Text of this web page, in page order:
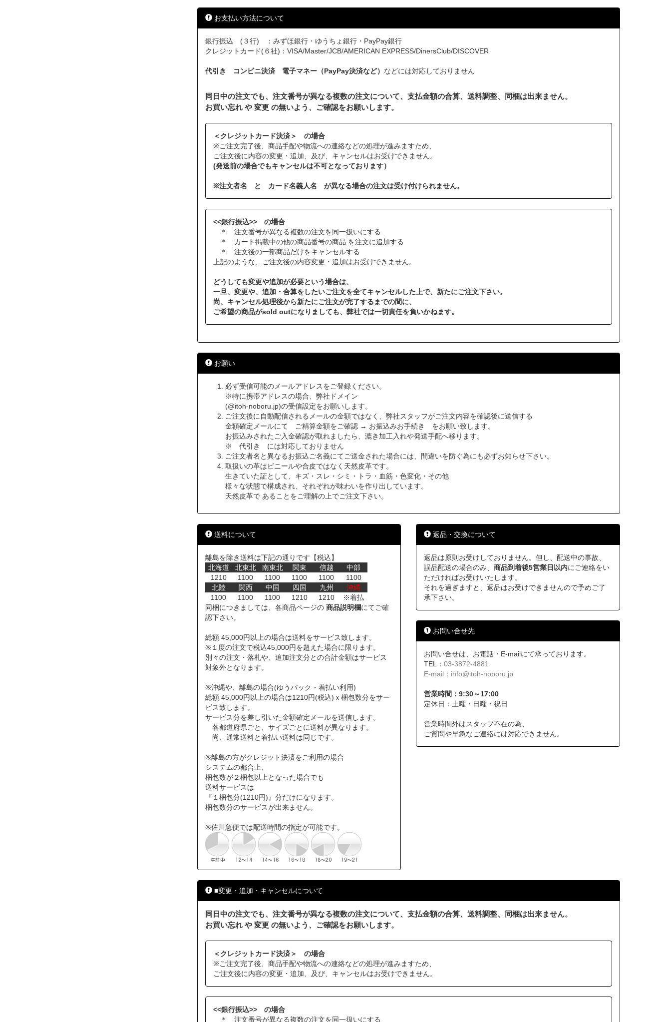
お支払い方法について
銀行振込 (３行) ：みずほ銀行・ゆうちょ銀行・PayPay銀行
クレジットカード(６社)：VISA/Master/JCB/AMERICAN EXPRESS/DinersClub/DISCOVER
代引き コンビニ決済 電子マネー（PayPay決済など） などには対応しておりません
同日中の注文でも、注文番号が異なる複数の注文について、支払金額の合算、送料調整、同梱は出来ません。
お買い忘れ や 変更 の無いよう、ご確認をお願いします。
＜クレジットカード決済＞ の場合
※ご注文完了後、商品手配や物流への連絡などの処理が進みますため、
ご注文後に内容の変更・追加、及び、キャンセルはお受けできません。
(発送前の場合でもキャンセルは不可となっております）
※注文者名 と カード名義人名 が異なる場合の注文は受け付けられません。
<<銀行振込>> の場合
＊ 注文番号が異なる複数の注文を同一扱いにする
＊ カート掲載中の他の商品番号の商品 を注文に追加する
＊ 注文後の一部商品だけをキャンセルする
上記のような、ご注文後の内容変更・追加はお受けできません。
どうしても変更や追加が必要という場合は、
一旦、変更や、追加・合算をしたいご注文を全てキャンセルした上で、新たにご注文下さい。
尚、キャンセル処理後から新たにご注文が完了するまでの間に、
ご希望の商品がsold outになりましても、弊社では一切責任を負いかねます。
お願い
必ず受信可能のメールアドレスをご登録ください。
※特に携帯アドレスの場合、弊社ドメイン
(@itoh-noboru.jp)の受信設定をお願いします。
ご注文後に自動配信されるメールの金額ではなく、弊社スタッフがご注文内容を確認後に送信する
金額確定メールにて ご精算金額をご確認 → お振込みお手続き をお願い致します。
お振込みされたご入金確認が取れましたら、漉き加工入れや発送手配へ移ります。
※ 代引き には対応しておりません
ご注文者名と異なるお振込ご名義にてご送金された場合には、間違いを防ぐ為にも必ずお知らせ下さい。
取扱いの革はビニールや合皮ではなく天然皮革です。
生きていた証として、キズ・スレ・シミ・トラ・血筋・色変化・その他
様々な状態で構成され、それぞれが味わいを作り出しています。
天然皮革で あることをご理解の上でご注文下さい。
送料について
離島を除き送料は下記の通りです【税込】
北海道
北東北 南東北 関東 信越
中部
1210
1100 1100 1100 1100
1100
北陸
関西 中国 四国 九州
沖縄
1100
1100 1100 1210 1210
※着払
同梱につきましては、各商品ページの 商品説明欄にてご確
認下さい。
総額 45,000円以上の場合は送料をサービス致します。
※１度の注文で税込45,000円を超えた場合に限ります。
別々の注文・落札や、追加注文分との合計金額はサービス
対象外となります。
※沖縄や、離島の場合(ゆうパック・着払い利用)
総額 45,000円以上の場合は1210円(税込)ｘ梱包数分をサー
ビス致します。
サービス分を差し引いた金額確定メールを送信します。
各都道府県ごと、サイズごとに送料が異なります。
尚、通常送料と着払い送料は同じです。
※離島の方がクレジット決済をご利用の場合
システムの都合上、
梱包数が２梱包以上となった場合でも
送料サービスは
『１梱包分(1210円)』分だけになります。
梱包数分のサービスが出来ません。
※佐川急便では配送時間の指定が可能です。
返品・交換について
返品は原則お受けしておりません。但し、配送中の事故、
誤品配送の場合のみ、商品到着後5営業日以内にご連絡をい
ただければお受けいたします。
それを過ぎますと、返品はお受けできませんので予めご了
承下さい。
お問い合せ先
お問い合せは、お電話・E-mailにて承っております。
TEL：03-3872-4881
E-mail： info@itoh-noboru.jp
営業時間：9:30～17:00
定休日：土曜・日曜・祝日
営業時間外はスタッフ不在の為、
ご質問や早急なご連絡には対応できません。
■変更・追加・キャンセルについて
同日中の注文でも、注文番号が異なる複数の注文について、支払金額の合算、送料調整、同梱は出来ません。
お買い忘れ や 変更 の無いよう、ご確認をお願いします。
＜クレジットカード決済＞ の場合
※ご注文完了後、商品手配や物流への連絡などの処理が進みますため、
ご注文後に内容の変更・追加、及び、キャンセルはお受けできません。
<<銀行振込>> の場合
＊ 注文番号が異なる複数の注文を同一扱いにする